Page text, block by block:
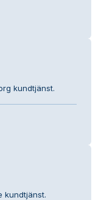
kundtjänst.
kundtjänst.